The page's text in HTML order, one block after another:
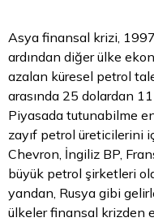
Asya finansal krizi,
ardından diğer ülke
azalan küresel petrol
arasında 25 dolardan
Piyasada tutunabilme
zayıf petrol üreticilerini
Chevron, İngiliz BP,
büyük petrol şirketleri
yandan, Rusya gibi
ülkeler finansal krizden